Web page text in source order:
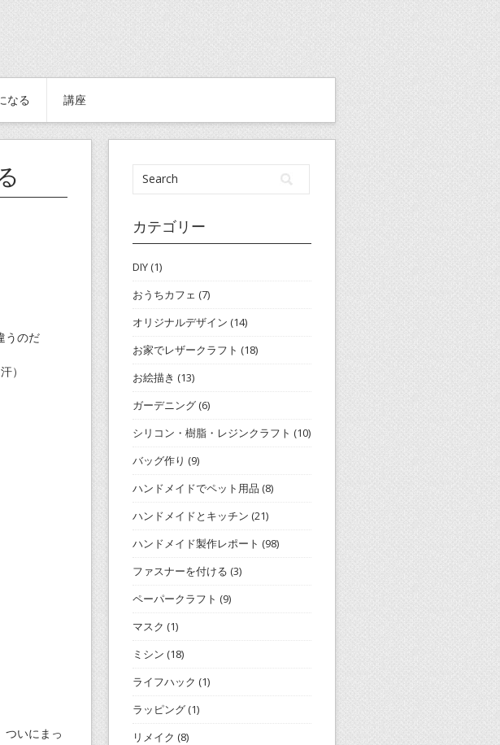
なる 講座
うのだ
）
ついにまっ
カテゴリー
DIY(1)
おうちカフェ (7)
オリジナルデザイン (14)
お家でレザークラフト (18)
お絵描き (13)
ガーデニング(6)
シリコン・樹脂・レジンクラフト (10)
バッグ作り (9)
ハンドメイドでペット用品 (8)
ハンドメイドとキッチン (21)
ハンドメイド製作レポート (98)
ファスナーを付ける (3)
ペーパークラフト (9)
マスク (1)
ミシン (18)
ライフハック (1)
ラッピング(1)
リメイク (8)